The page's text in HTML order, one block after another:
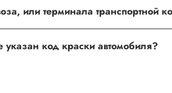
или терминала транспортной
указан код краски автомобиля?